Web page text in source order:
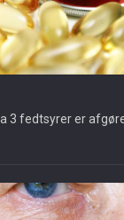
3 fedtsyrer er